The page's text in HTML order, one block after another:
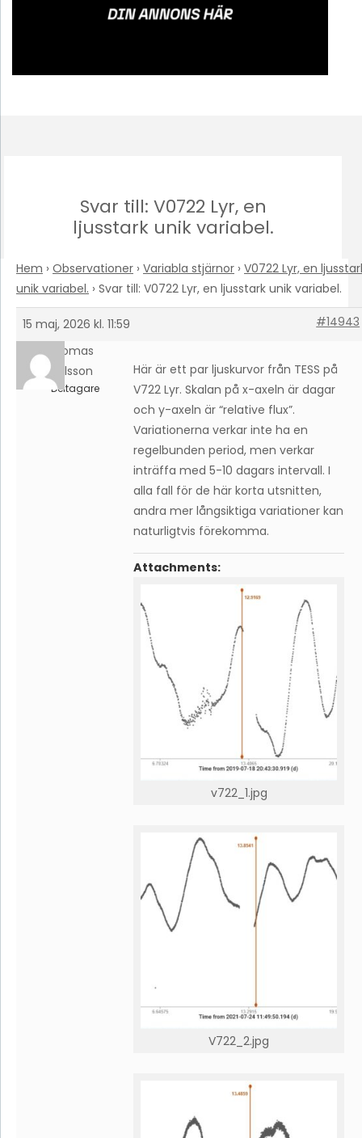
Svar till: V0722 Lyr, en
ljusstark unik variabel.
Hem › Observationer › Variabla stjärnor › V0722 Lyr, en
unik variabel. › Svar till: V0722 Lyr, en ljusstark unik variabel.
15 maj, 2026 kl. 11:59
#14943
Thomas
Karlsson
Deltagare
Här är ett par ljuskurvor från TESS på
V722 Lyr. Skalan på x-axeln är dagar
och y-axeln är “relative flux”.
Variationerna verkar inte ha en
regelbunden period, men verkar
inträffa med 5-10 dagars intervall. I
alla fall för de här korta utsnitten,
andra mer långsiktiga variationer kan
naturligtvis förekomma.
Attachments:
v722_1.jpg
V722_2.jpg